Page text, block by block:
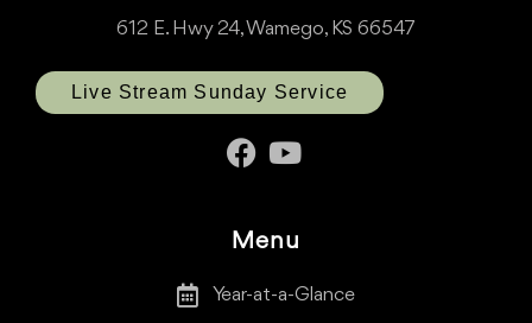
612 E. Hwy 24, Wamego, KS 66547
Live Stream Sunday Service
Menu
Year-at-a-Glance